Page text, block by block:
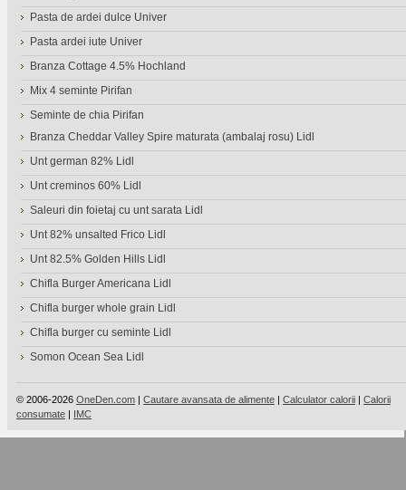
Pasta de ardei dulce Univer
Pasta ardei iute Univer
Branza Cottage 4.5% Hochland
Mix 4 seminte Pirifan
Seminte de chia Pirifan
Branza Cheddar Valley Spire maturata (ambalaj rosu) Lidl
Unt german 82% Lidl
Unt creminos 60% Lidl
Saleuri din foietaj cu unt sarata Lidl
Unt 82% unsalted Frico Lidl
Unt 82.5% Golden Hills Lidl
Chifla Burger Americana Lidl
Chifla burger whole grain Lidl
Chifla burger cu seminte Lidl
Somon Ocean Sea Lidl
© 2006-2026 OneDen.com | Cautare avansata de alimente | Calculator calorii | Calorii
consumate | IMC